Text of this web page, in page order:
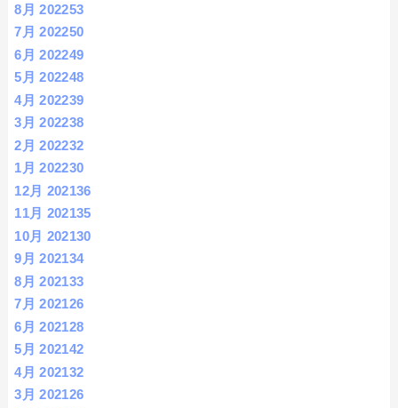
8月 202253
7月 202250
6月 202249
5月 202248
4月 202239
3月 202238
2月 202232
1月 202230
12月 202136
11月 202135
10月 202130
9月 202134
8月 202133
7月 202126
6月 202128
5月 202142
4月 202132
3月 202126